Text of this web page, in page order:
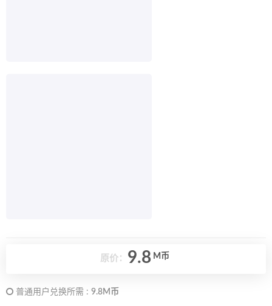
原价： 9.8 M币
普通用户兑换所需 : 9.8M币